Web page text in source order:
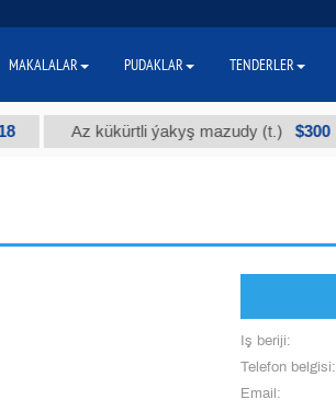
Az kükürtli ýakyş mazudy (t.) $300
Iş beriji:
Telefon belgisi:
Email:
MAKALALAR PUDAKLAR TENDERLER